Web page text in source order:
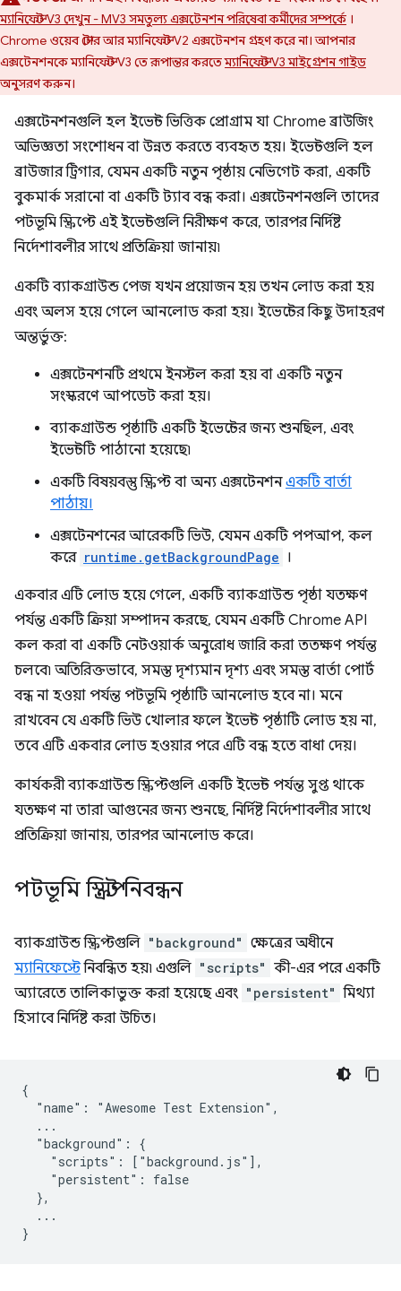
ম্যানিফেস্ট V3 দেখুন - MV3 সমতুল্য এক্সটেনশন পরিষেবা কর্মীদের সম্পর্কে ।
Chrome ওয়েব স্টোর আর ম্যানিফেস্ট V2 এক্সটেনশন গ্রহণ করে না। আপনার
এক্সটেনশনকে ম্যানিফেস্ট V3 তে রূপান্তর করতেম্যানিফেস্ট V3 মাইগ্রেশন গাইড
অনুসরণ করুন।
এক্সটেনশনগুলি হল ইভেন্ট ভিত্তিক প্রোগ্রাম যা Chrome ব্রাউজিং
অভিজ্ঞতা সংশোধন বা উন্নত করতে ব্যবহৃত হয়। ইভেন্টগুলি হল
ব্রাউজার ট্রিগার, যেমন একটি নতুন পৃষ্ঠায় নেভিগেট করা, একটি
বুকমার্ক সরানো বা একটি ট্যাব বন্ধ করা। এক্সটেনশনগুলি তাদের
পটভূমি স্ক্রিপ্টে এই ইভেন্টগুলি নিরীক্ষণ করে, তারপর নির্দিষ্ট
নির্দেশাবলীর সাথে প্রতিক্রিয়া জানায়৷
একটি ব্যাকগ্রাউন্ড পেজ যখন প্রয়োজন হয় তখন লোড করা হয়
এবং অলস হয়ে গেলে আনলোড করা হয়। ইভেন্টের কিছু উদাহরণ
অন্তর্ভুক্ত:
এক্সটেনশনটি প্রথমে ইনস্টল করা হয় বা একটি নতুন
সংস্করণে আপডেট করা হয়।
ব্যাকগ্রাউন্ড পৃষ্ঠাটি একটি ইভেন্টের জন্য শুনছিল, এবং
ইভেন্টটি পাঠানো হয়েছে৷
একটি বিষয়বস্তু স্ক্রিপ্ট বা অন্য এক্সটেনশনএকটি বার্তা
পাঠায়।
এক্সটেনশনের আরেকটি ভিউ, যেমন একটি পপআপ, কল
করে runtime.getBackgroundPage ।
একবার এটি লোড হয়ে গেলে, একটি ব্যাকগ্রাউন্ড পৃষ্ঠা যতক্ষণ
পর্যন্ত একটি ক্রিয়া সম্পাদন করছে, যেমন একটি Chrome API
কল করা বা একটি নেটওয়ার্ক অনুরোধ জারি করা ততক্ষণ পর্যন্ত
চলবে৷ অতিরিক্তভাবে, সমস্ত দৃশ্যমান দৃশ্য এবং সমস্ত বার্তা পোর্ট
বন্ধ না হওয়া পর্যন্ত পটভূমি পৃষ্ঠাটি আনলোড হবে না। মনে
রাখবেন যে একটি ভিউ খোলার ফলে ইভেন্ট পৃষ্ঠাটি লোড হয় না,
তবে এটি একবার লোড হওয়ার পরে এটি বন্ধ হতে বাধা দেয়।
কার্যকরী ব্যাকগ্রাউন্ড স্ক্রিপ্টগুলি একটি ইভেন্ট পর্যন্ত সুপ্ত থাকে
যতক্ষণ না তারা আগুনের জন্য শুনছে, নির্দিষ্ট নির্দেশাবলীর সাথে
প্রতিক্রিয়া জানায়, তারপর আনলোড করে।
পটভূমি স্ক্রিপ্ট নিবন্ধন
ব্যাকগ্রাউন্ড স্ক্রিপ্টগুলি "background" ক্ষেত্রের অধীনে
ম্যানিফেস্টেনিবন্ধিত হয়৷ এগুলি "scripts" কী-এর পরে একটি
অ্যারেতে তালিকাভুক্ত করা হয়েছে এবং "persistent" মিথ্যা
হিসাবে নির্দিষ্ট করা উচিত।
{
  "name": "Awesome Test Extension",
  ...
  "background": {
    "scripts": ["background.js"],
    "persistent": false
  },
  ...